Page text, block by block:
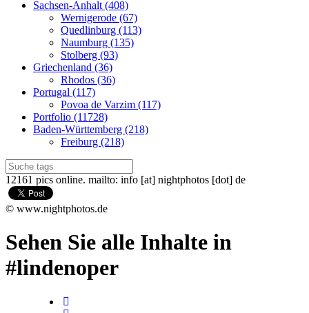
Sachsen-Anhalt (408)
Wernigerode (67)
Quedlinburg (113)
Naumburg (135)
Stolberg (93)
Griechenland (36)
Rhodos (36)
Portugal (117)
Povoa de Varzim (117)
Portfolio (11728)
Baden-Württemberg (218)
Freiburg (218)
12161 pics online. mailto: info [at] nightphotos [dot] de
© www.nightphotos.de
Sehen Sie alle Inhalte in
#lindenoper